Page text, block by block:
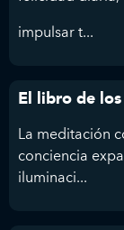
impulsar t...
El libro de
La meditación
conciencia
iluminaci...